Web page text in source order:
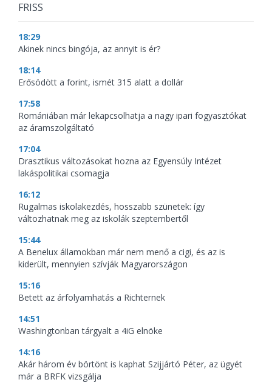
FRISS
18:29
Akinek nincs bingója, az annyit is ér?
18:14
Erősödött a forint, ismét 315 alatt a dollár
17:58
Romániában már lekapcsolhatja a nagy ipari fogyasztókat
az áramszolgáltató
17:04
Drasztikus változásokat hozna az Egyensúly Intézet
lakáspolitikai csomagja
16:12
Rugalmas iskolakezdés, hosszabb szünetek: így
változhatnak meg az iskolák szeptembertől
15:44
A Benelux államokban már nem menő a cigi, és az is
kiderült, mennyien szívják Magyarországon
15:16
Betett az árfolyamhatás a Richternek
14:51
Washingtonban tárgyalt a 4iG elnöke
14:16
Akár három év börtönt is kaphat Szijjártó Péter, az ügyét
már a BRFK vizsgálja